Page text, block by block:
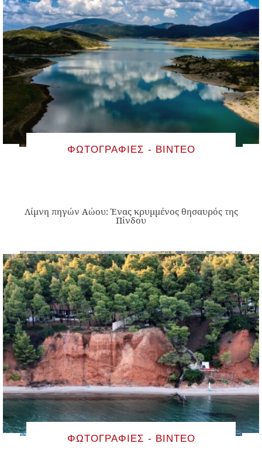
ΦΩΤΟΓΡΑΦΊΕΣ - ΒΊΝΤΕΟ
Λίμνη πηγών Αώου: Ένας κρυμμένος θησαυρός της
Πίνδου
ΦΩΤΟΓΡΑΦΊΕΣ - ΒΊΝΤΕΟ